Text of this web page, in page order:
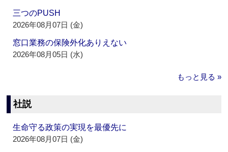
三つのPUSH
2026年08月07日 (金)
窓口業務の保険外化ありえない
2026年08月05日 (水)
もっと見る »
社説
生命守る政策の実現を最優先に
2026年08月07日 (金)